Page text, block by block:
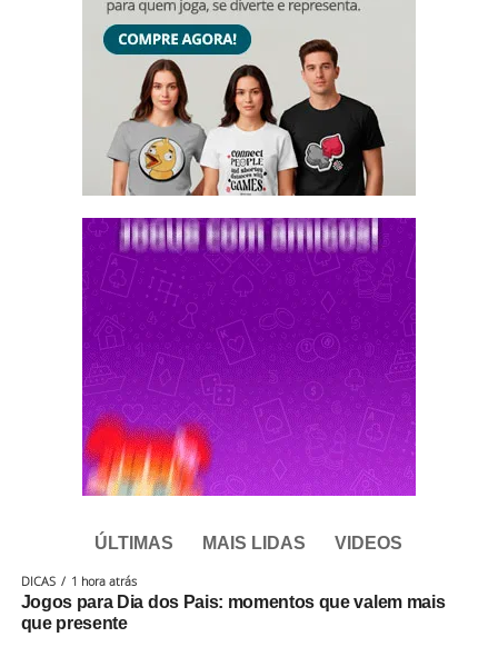
ÚLTIMAS MAIS LIDAS VIDEOS
DICAS 1 hora atrás
Jogos para Dia dos Pais: momentos que valem mais
que presente